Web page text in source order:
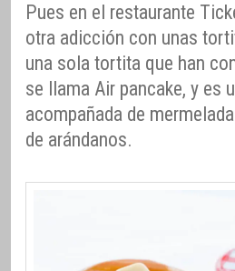
Pues en el restaurante
otra adicción con unas
una sola tortita que han
se llama Air pancake, y es
acompañada de
de arándanos.